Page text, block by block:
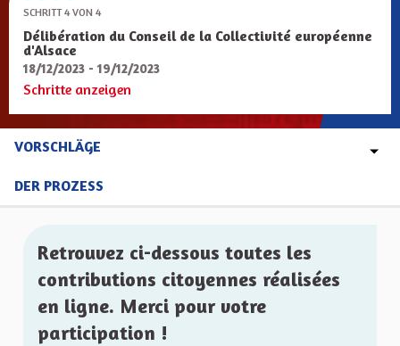
SCHRITT 4 VON 4
Délibération du Conseil de la Collectivité européenne
d'Alsace
18/12/2023 - 19/12/2023
Schritte anzeigen
VORSCHLÄGE
DER PROZESS
Retrouvez ci-dessous toutes les
contributions citoyennes réalisées
en ligne. Merci pour votre
participation !